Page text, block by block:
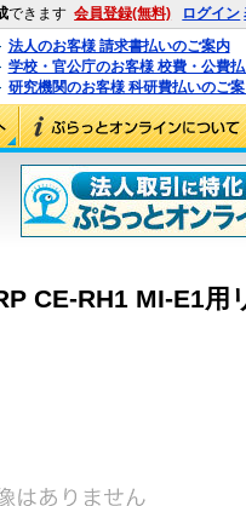
できます 会員登録(無料) ログイン
法人のお客様 請求書払いのご案内
学校・官公庁のお客様 校費・公費
研究機関のお客様 科研費払いのご
CE-RH1 MI-E1